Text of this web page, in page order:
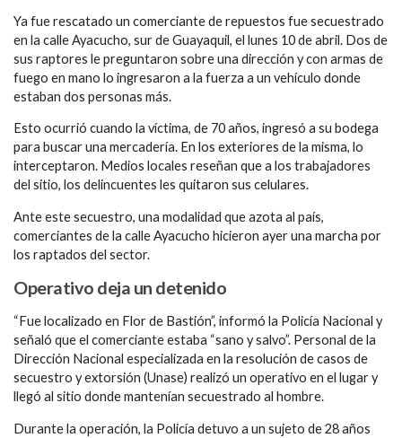
Ya fue rescatado un comerciante de repuestos fue secuestrado
en la calle Ayacucho, sur de Guayaquil, el lunes 10 de abril. Dos de
sus raptores le preguntaron sobre una dirección y con armas de
fuego en mano lo ingresaron a la fuerza a un vehículo donde
estaban dos personas más.
Esto ocurrió cuando la víctima, de 70 años, ingresó a su bodega
para buscar una mercadería. En los exteriores de la misma, lo
interceptaron. Medios locales reseñan que a los trabajadores
del sitio, los delincuentes les quitaron sus celulares.
Ante este secuestro, una modalidad que azota al país,
comerciantes de la calle Ayacucho hicieron ayer una marcha por
los raptados del sector.
Operativo deja un detenido
“Fue localizado en Flor de Bastión”, informó la Policía Nacional y
señaló que el comerciante estaba “sano y salvo”. Personal de la
Dirección Nacional especializada en la resolución de casos de
secuestro y extorsión (Unase) realizó un operativo en el lugar y
llegó al sitio donde mantenían secuestrado al hombre.
Durante la operación, la Policía detuvo a un sujeto de 28 años